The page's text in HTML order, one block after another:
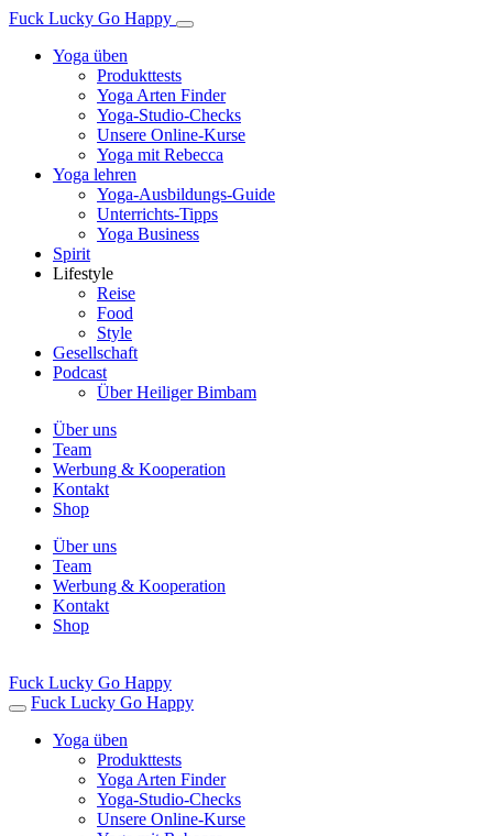
Fuck Lucky Go Happy
Yoga üben
Produkttests
Yoga Arten Finder
Yoga-Studio-Checks
Unsere Online-Kurse
Yoga mit Rebecca
Yoga lehren
Yoga-Ausbildungs-Guide
Unterrichts-Tipps
Yoga Business
Spirit
Lifestyle
Reise
Food
Style
Gesellschaft
Podcast
Über Heiliger Bimbam
Über uns
Team
Werbung & Kooperation
Kontakt
Shop
Über uns
Team
Werbung & Kooperation
Kontakt
Shop
Fuck Lucky Go Happy
Fuck Lucky Go Happy
Yoga üben
Produkttests
Yoga Arten Finder
Yoga-Studio-Checks
Unsere Online-Kurse